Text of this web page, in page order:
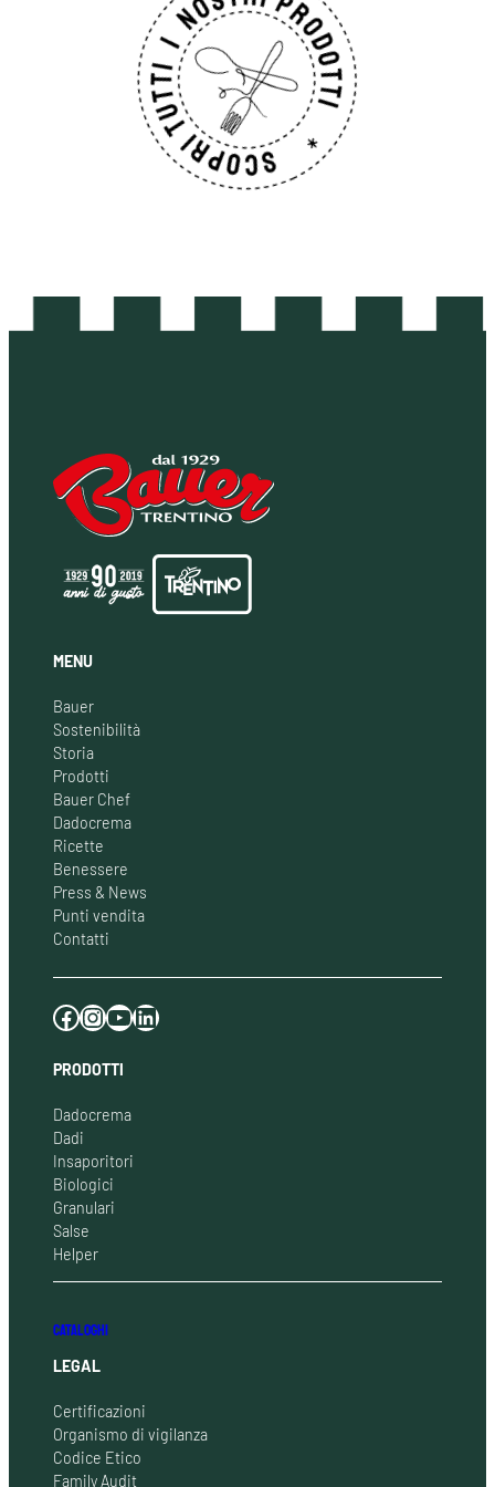
MENU
Bauer
Sostenibilità
Storia
Prodotti
Bauer Chef
Dadocrema
Ricette
Benessere
Press & News
Punti vendita
Contatti
Facebook Instagram YouTube LinkedIn
PRODOTTI
Dadocrema
Dadi
Insaporitori
Biologici
Granulari
Salse
Helper
CATALOGHI
LEGAL
Certificazioni
Organismo di vigilanza
Codice Etico
Family Audit